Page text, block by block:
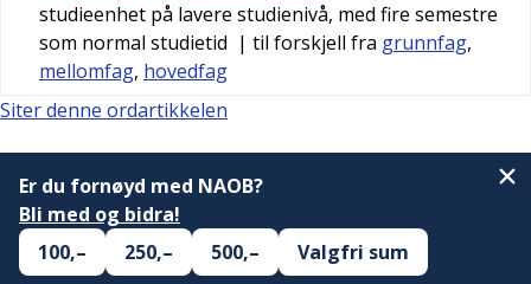
studieenhet på lavere studienivå, med fire semestre
som normal studietid | til forskjell fra grunnfag,
mellomfag, hovedfag
Siter denne ordartikkelen
Er du fornøyd med NAOB?
Bli med og bidra!
100,–
250,– 500,– Valgfri sum